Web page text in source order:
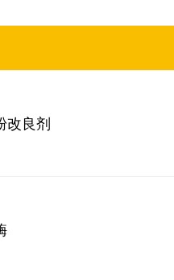
改良剂